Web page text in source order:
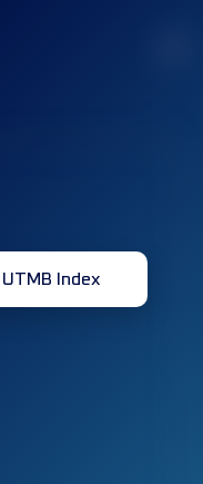
Index